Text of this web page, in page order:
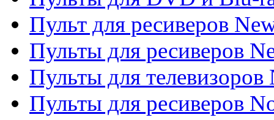
Пульт для ресиверов
Пульты для ресиверов
Пульты для телевизоров
Пульты для ресиверов